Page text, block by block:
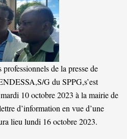
de la presse de
G du SPPG,s’est
10 octobre 2023 à la mairie de
d’information en vue d’une
lieu lundi 16 octobre 2023.